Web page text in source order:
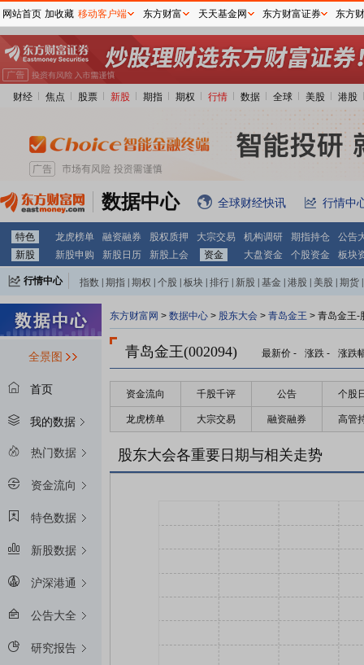
财经 焦点 股票 新股 期指 期权 行情 数据 全球 美股 港股
数据中心 全球财经快讯 行情中
特色 龙虎榜单 融资融券 股权质押 大宗交易 机构调研 期指持仓
公告
新股
新股申购 新股日历 新股上会 资金 大盘资金 个股资金 板块
行情中心 指数 期指 期权 个股 板块 排行 新股 基金 港股 美股 期货
全景图
首页
我的数据
热门数据
资金流向
特色数据
新股数据
沪深港通
公告大全
研究报告
东方财富网 > 数据中心 > 股东大会 > 青岛金王 > 青岛金王-
青岛金王(002094) 最新价 - 涨跌 - 涨跌
资金流向 千股千评 公告 个股
龙虎榜单 大宗交易 融资融券 高管
股东大会各重要日期与相关走势
网站首页 加收藏 移动客户端 东方财富 天天基金网 东方财富证券 东方